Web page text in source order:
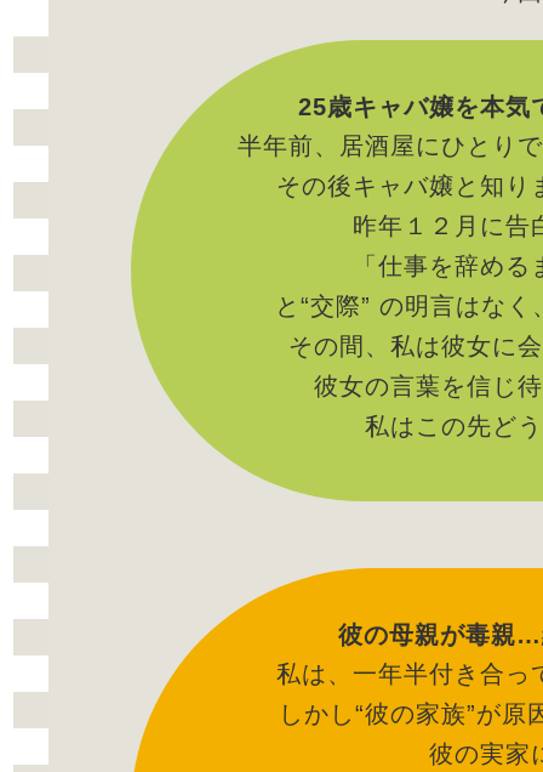
25歳キャバ嬢を本気
半年前、居酒屋にひとり
その後キャバ嬢と知り
昨年１２月に
「仕事を辞め
と“交際” の明言はな
その間、私は彼女に
彼女の言葉を信じ
私はこの先ど
彼の母親が毒親
私は、一年半付き合っ
しかし“彼の家族”が
彼の実家